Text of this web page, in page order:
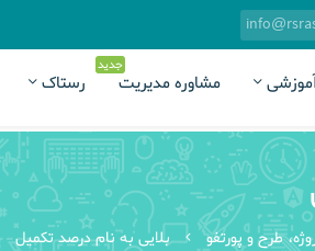
مشاوره مدیریت
جدید
رستاک
طرح و پورتفو بلایی به نام درصد تکمیل